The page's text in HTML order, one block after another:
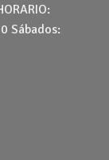
Sábados: